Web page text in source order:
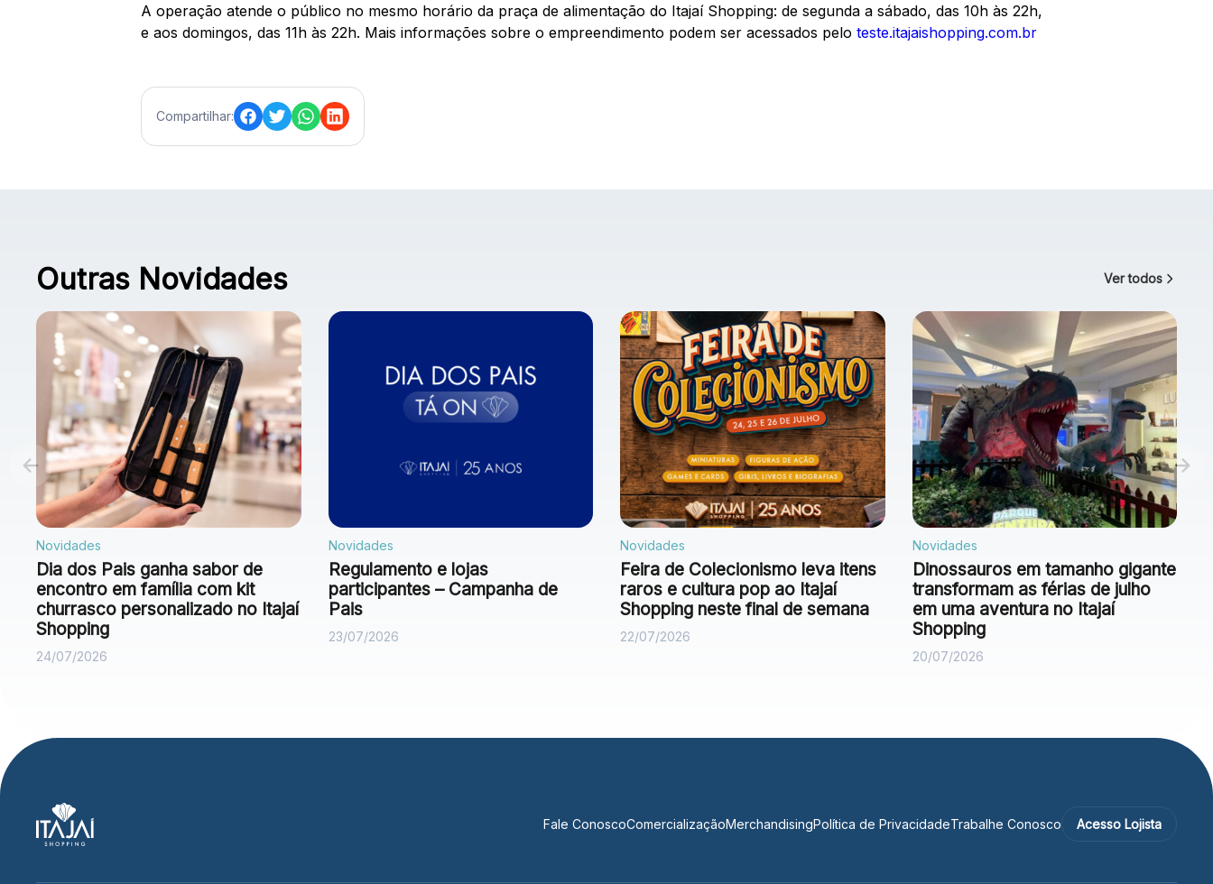
A operação atende o público no mesmo horário da praça de alimentação do Itajaí Shopping: de segunda a sábado, das 10h às 22h,
e aos domingos, das 11h às 22h. Mais informações sobre o empreendimento podem ser acessados pelo teste.itajaishopping.com.br
Compartilhar:
Outras Novidades Ver todos
Novidades
Dia dos Pais ganha sabor de
encontro em família com kit
churrasco personalizado no Itajaí
Shopping
24/07/2026
Novidades
Regulamento e lojas
participantes – Campanha de
Pais
23/07/2026
Novidades
Feira de Colecionismo leva itens
raros e cultura pop ao Itajaí
Shopping neste final de semana
22/07/2026
Novidades
Dinossauros em tamanho gigante
transformam as férias de julho
em uma aventura no Itajaí
Shopping
20/07/2026
Fale ConoscoComercializaçãoMerchandisingPolítica de PrivacidadeTrabalhe Conosco Acesso Lojista